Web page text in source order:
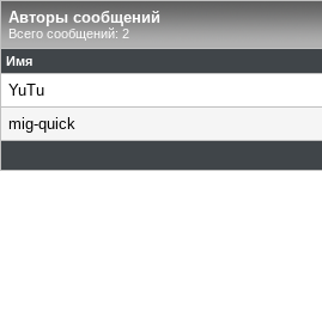
Авторы сообщений
Всего сообщений: 2
Имя
YuTu
mig-quick